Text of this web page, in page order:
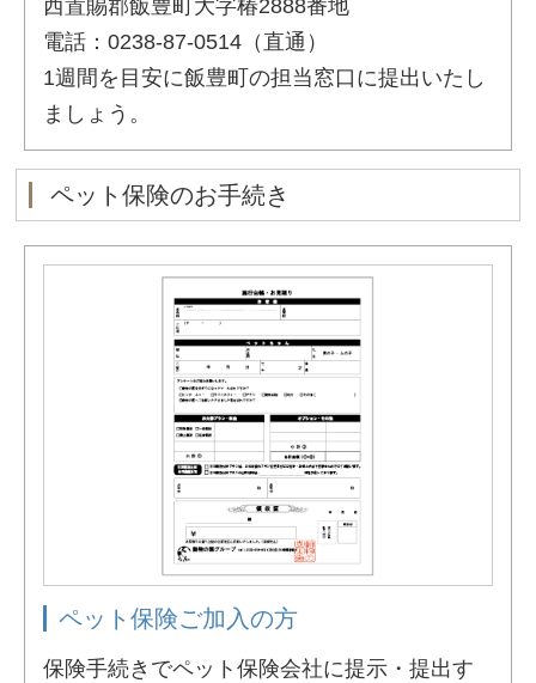
西置賜郡飯豊町大字椿2888番地
電話：0238-87-0514（直通）
1週間を目安に飯豊町の担当窓口に提出いたし
ましょう。
ペット保険のお手続き
ペット保険ご加入の方
保険手続きでペット保険会社に提示・提出す